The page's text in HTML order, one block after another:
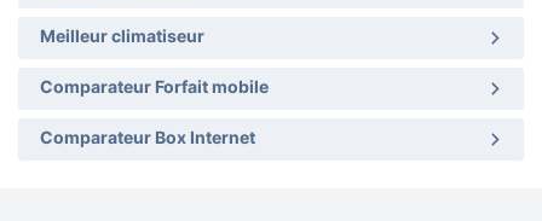
Meilleur climatiseur
Comparateur Forfait mobile
Comparateur Box Internet